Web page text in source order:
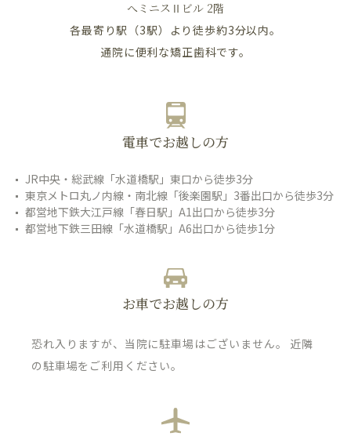
へミニスⅡビル 2階
各最寄り駅（3駅）より徒歩約3分以内。
通院に便利な矯正歯科です。
電車でお越しの方
JR中央・総武線「水道橋駅」東口から徒歩3分
東京メトロ丸ノ内線・南北線「後楽園駅」3番出口から徒歩3分
都営地下鉄大江戸線「春日駅」A1出口から徒歩3分
都営地下鉄三田線「水道橋駅」A6出口から徒歩1分
お車でお越しの方
恐れ入りますが、当院に駐車場はございません。 近隣
の駐車場をご利用ください。